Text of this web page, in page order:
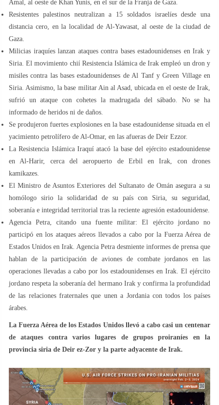
Amal, al oeste de Khan Yunis, en el sur de la Franja de Gaza.
Resistentes palestinos neutralizan a 15 soldados israelíes desde una
distancia cero, en la localidad de Al-Yawasat, al oeste de la ciudad de
Gaza.
Milicias iraquíes lanzan ataques contra bases estadounidenses en Irak y
Siria. El movimiento chií Resistencia Islámica de Irak empleó un dron y
misiles contra las bases estadounidenses de Al Tanf y Green Village en
Siria. Asimismo, la base militar Ain al Asad, ubicada en el oeste de Irak,
sufrió un ataque con cohetes la madrugada del sábado. No se ha
informado de heridos ni de daños.
Se produjeron fuertes explosiones en la base estadounidense situada en el
yacimiento petrolífero de Al-Omar, en las afueras de Deir Ezzor.
La Resistencia Islámica Iraquí atacó la base del ejército estadounidense
en Al-Harir, cerca del aeropuerto de Erbil en Irak, con drones
kamikazes.
El Ministro de Asuntos Exteriores del Sultanato de Omán asegura a su
homólogo sirio la solidaridad de su país con Siria, su seguridad,
soberanía e integridad territorial tras la reciente agresión estadounidense.
Agencia Petra, citando una fuente militar: El ejército jordano no
participó en los ataques aéreos llevados a cabo por la Fuerza Aérea de
Estados Unidos en Irak. Agencia Petra desmiente informes de prensa que
hablan de la participación de aviones de combate jordanos en las
operaciones llevadas a cabo por los estadounidenses en Irak. El ejército
jordano respeta la soberanía del hermano Irak y confirma la profundidad
de las relaciones fraternales que unen a Jordania con todos los países
árabes.
La Fuerza Aérea de los Estados Unidos llevó a cabo casi un centenar
de ataques contra varios lugares de grupos proiraníes en la
provincia siria de Deir ez-Zor y la parte adyacente de Irak.